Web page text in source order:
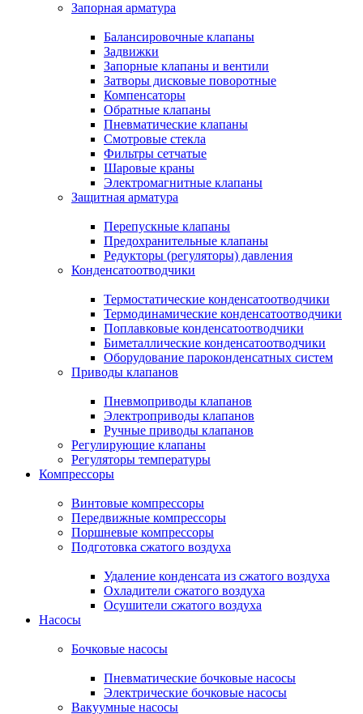
Запорная арматура
Балансировочные клапаны
Задвижки
Запорные клапаны и вентили
Затворы дисковые поворотные
Компенсаторы
Обратные клапаны
Пневматические клапаны
Смотровые стекла
Фильтры сетчатые
Шаровые краны
Электромагнитные клапаны
Защитная арматура
Перепускные клапаны
Предохранительные клапаны
Редукторы (регуляторы) давления
Конденсатоотводчики
Термостатические конденсатоотводчики
Термодинамические конденсатоотводчики
Поплавковые конденсатоотводчики
Биметаллические конденсатоотводчики
Оборудование пароконденсатных систем
Приводы клапанов
Пневмоприводы клапанов
Электроприводы клапанов
Ручные приводы клапанов
Регулирующие клапаны
Регуляторы температуры
Компрессоры
Винтовые компрессоры
Передвижные компрессоры
Поршневые компрессоры
Подготовка сжатого воздуха
Удаление конденсата из сжатого воздуха
Охладители сжатого воздуха
Осушители сжатого воздуха
Насосы
Бочковые насосы
Пневматические бочковые насосы
Электрические бочковые насосы
Вакуумные насосы